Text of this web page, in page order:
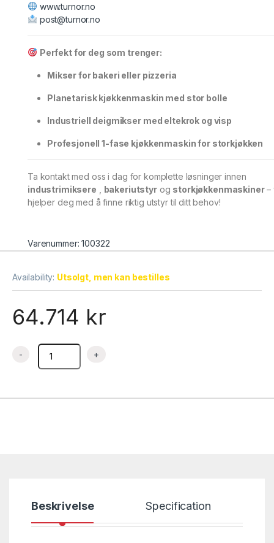
www.turnor.no
post@turnor.no
Perfekt for deg som trenger:
Mikser for bakeri eller pizzeria
Planetarisk kjøkkenmaskin med stor bolle
Industriell deigmikser med eltekrok og visp
Profesjonell 1-fase kjøkkenmaskin for storkjøkken
Ta kontakt med oss ​​i dag for komplette løsninger innen
industrimiksere
bakeriutstyrog storkjøkkenmaskiner–
hjelper deg med å finne riktig utstyr til ditt behov!
Varenummer: 100322
Availability: Utsolgt, men kan bestilles
64.714 kr
Mikser – 40 liter – 1 fase – IBT42-VE – 700×850×1500 mm –
Beskrivelse Specification